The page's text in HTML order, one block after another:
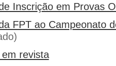
Inscrição em Provas
FPT ao Campeonato
revista